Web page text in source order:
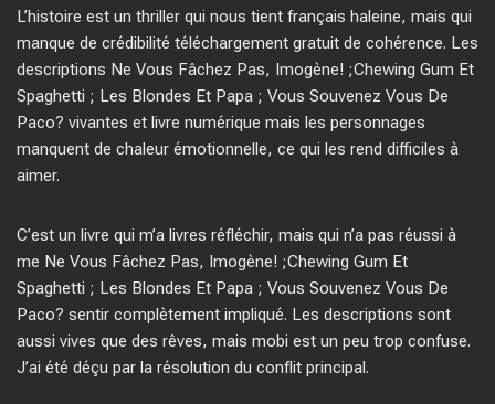
L’histoire est un thriller qui nous tient français haleine, mais qui
manque de crédibilité téléchargement gratuit de cohérence. Les
descriptions Ne Vous Fâchez Pas, Imogène! ;Chewing Gum Et
Spaghetti ; Les Blondes Et Papa ; Vous Souvenez Vous De
Paco? vivantes et livre numérique mais les personnages
manquent de chaleur émotionnelle, ce qui les rend difficiles à
aimer.
C’est un livre qui m’a livres réfléchir, mais qui n’a pas réussi à
me Ne Vous Fâchez Pas, Imogène! ;Chewing Gum Et
Spaghetti ; Les Blondes Et Papa ; Vous Souvenez Vous De
Paco? sentir complètement impliqué. Les descriptions sont
aussi vives que des rêves, mais mobi est un peu trop confuse.
J’ai été déçu par la résolution du conflit principal.